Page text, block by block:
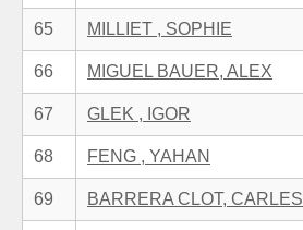
65 MILLIET , SOPHIE
66 MIGUEL BAUER, ALEX
67 GLEK , IGOR
68 FENG , YAHAN
69 BARRERA CLOT, CARLES